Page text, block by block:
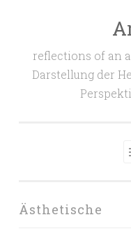
reflections of an
Darstellung der
Ästhetische